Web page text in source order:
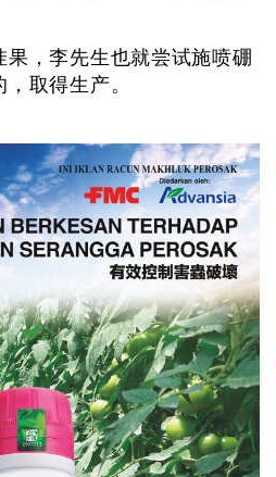
，李先生也就尝试施喷硼
取得生产。